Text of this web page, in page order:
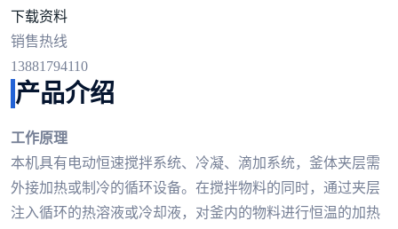
下载资料
销售热线
13881794110
产品介绍
工作原理
本机具有电动恒速搅拌系统、冷凝、滴加系统，釜体夹层需
外接加热或制冷的循环设备。在搅拌物料的同时，通过夹层
注入循环的热溶液或冷却液，对釜内的物料进行恒温的加热